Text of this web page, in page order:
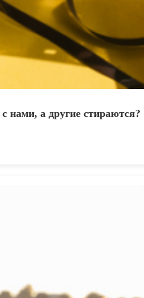
нами, а другие стираются?